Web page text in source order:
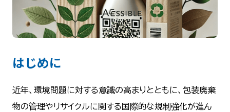
はじめに
近年、環境問題に対する意識の高まりとともに、包装廃棄
物の管理やリサイクルに関する国際的な規制強化が進ん